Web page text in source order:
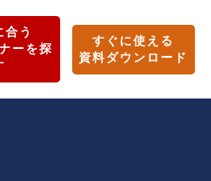
合う
ーを探
すぐに使える
資料ダウンロード